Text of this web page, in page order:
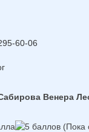
60-06
Венера
(Пока